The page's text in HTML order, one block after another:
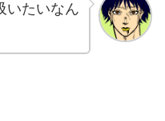
いたいなん